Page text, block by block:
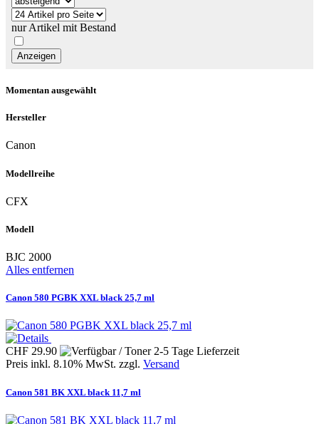
nur Artikel mit Bestand
Momentan ausgewählt
Hersteller
Canon
Modellreihe
CFX
Modell
BJC 2000
Alles entfernen
Canon 580 PGBK XXL black 25,7 ml
CHF 29.90
Preis inkl. 8.10% MwSt. zzgl. Versand
Canon 581 BK XXL black 11,7 ml